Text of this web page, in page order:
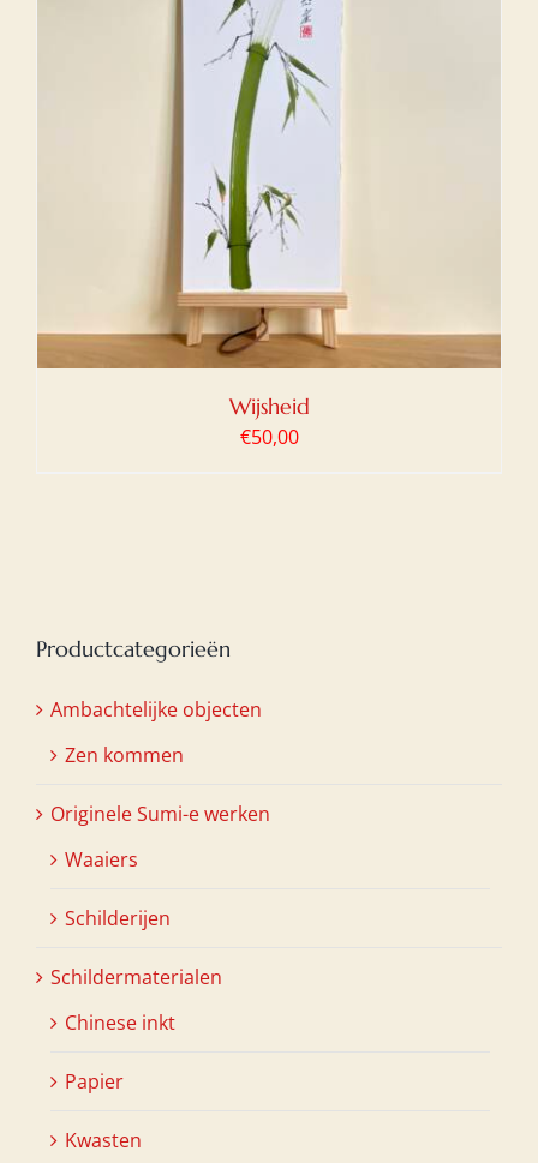
Wijsheid
€50,00
Productcategorieën
Ambachtelijke objecten
Zen kommen
Originele Sumi-e werken
Waaiers
Schilderijen
Schildermaterialen
Chinese inkt
Papier
Kwasten